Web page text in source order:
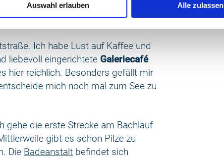
Auswahl erlauben Alle zulassen
den Blick auf den ruhigen See
Ich habe Lust auf Kaffee und
liebevoll eingerichtete Galeriecafé
hier reichlich. Besonders gefällt mir
mich noch mal zum See zu
gehe die erste Strecke am Bachlauf
gibt es schon Pilze zu
Die Badeanstalt befindet sich